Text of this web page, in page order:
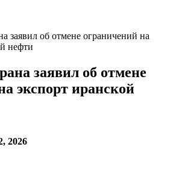
заявил об отмене ограничений на
нефти
заявил об отмене
экспорт иранской
2026